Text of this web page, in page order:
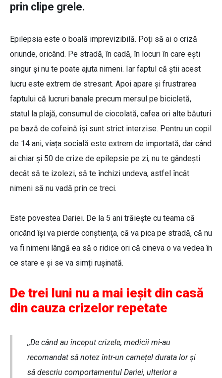
prin clipe grele.
Epilepsia este o boală imprevizibilă. Poți să ai o criză
oriunde, oricând. Pe stradă, în cadă, în locuri în care ești
singur și nu te poate ajuta nimeni. Iar faptul că știi acest
lucru este extrem de stresant. Apoi apare și frustrarea
faptului că lucruri banale precum mersul pe bicicletă,
statul la plajă, consumul de ciocolată, cafea ori alte băuturi
pe bază de cofeină își sunt strict interzise. Pentru un copil
de 14 ani, viața socială este extrem de importată, dar când
ai chiar și 50 de crize de epilepsie pe zi, nu te gândești
decât să te izolezi, să te închizi undeva, astfel încât
nimeni să nu vadă prin ce treci.
Este povestea Dariei. De la 5 ani trăiește cu teama că
oricând își va pierde conștiența, că va pica pe stradă, că nu
va fi nimeni lângă ea să o ridice ori că cineva o va vedea în
ce stare e și se va simți rușinată.
De trei luni nu a mai ieșit din casă
din cauza crizelor repetate
,,De când au început crizele, medicii mi-au
recomandat să notez într-un carnețel durata lor și
să descriu comportamentul Dariei, ulterior a